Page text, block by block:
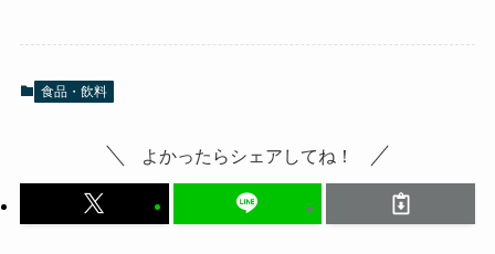
食品・飲料
よかったらシェアしてね！